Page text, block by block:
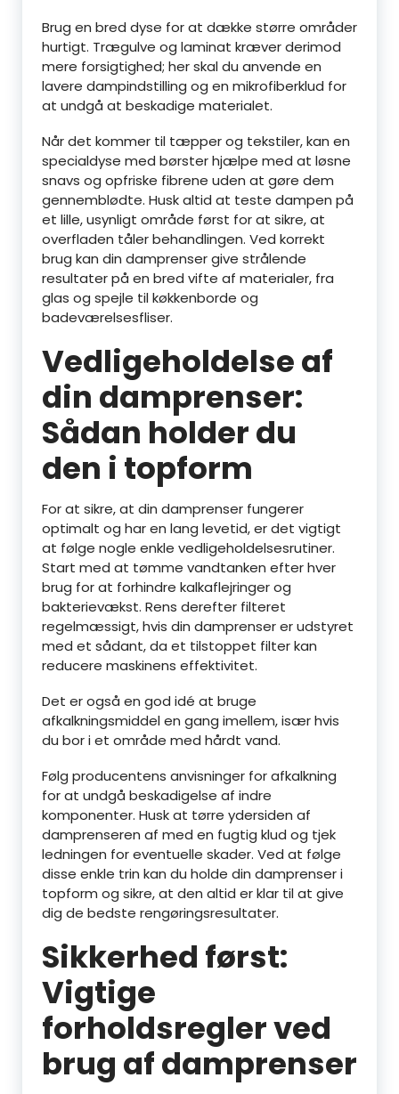
Brug en bred dyse for at dække større områder
hurtigt. Trægulve og laminat kræver derimod
mere forsigtighed; her skal du anvende en
lavere dampindstilling og en mikrofiberklud for
at undgå at beskadige materialet.
Når det kommer til tæpper og tekstiler, kan en
specialdyse med børster hjælpe med at løsne
snavs og opfriske fibrene uden at gøre dem
gennemblødte. Husk altid at teste dampen på
et lille, usynligt område først for at sikre, at
overfladen tåler behandlingen. Ved korrekt
brug kan din damprenser give strålende
resultater på en bred vifte af materialer, fra
glas og spejle til køkkenborde og
badeværelsesfliser.
Vedligeholdelse af
din damprenser:
Sådan holder du
den i topform
For at sikre, at din damprenser fungerer
optimalt og har en lang levetid, er det vigtigt
at følge nogle enkle vedligeholdelsesrutiner.
Start med at tømme vandtanken efter hver
brug for at forhindre kalkaflejringer og
bakterievækst. Rens derefter filteret
regelmæssigt, hvis din damprenser er udstyret
med et sådant, da et tilstoppet filter kan
reducere maskinens effektivitet.
Det er også en god idé at bruge
afkalkningsmiddel en gang imellem, især hvis
du bor i et område med hårdt vand.
Følg producentens anvisninger for afkalkning
for at undgå beskadigelse af indre
komponenter. Husk at tørre ydersiden af
damprenseren af med en fugtig klud og tjek
ledningen for eventuelle skader. Ved at følge
disse enkle trin kan du holde din damprenser i
topform og sikre, at den altid er klar til at give
dig de bedste rengøringsresultater.
Sikkerhed først:
Vigtige
forholdsregler ved
brug af damprenser